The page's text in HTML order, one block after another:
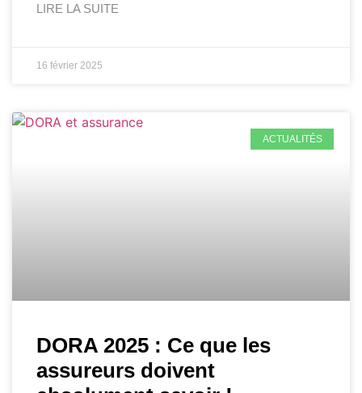
LIRE LA SUITE
16 février 2025
ACTUALITÉS
DORA 2025 : Ce que les
assureurs doivent